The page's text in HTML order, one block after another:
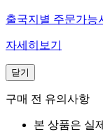
출국지별 주문가능
자세히보기
닫기
구매 전 유의사항
본 상품은 실